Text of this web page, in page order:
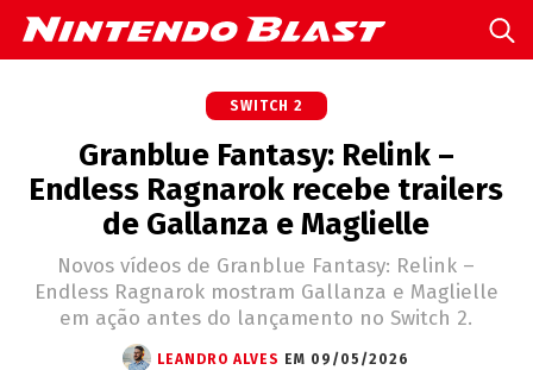
SWITCH 2
Granblue Fantasy: Relink –
Endless Ragnarok recebe trailers
de Gallanza e Maglielle
Novos vídeos de Granblue Fantasy: Relink –
Endless Ragnarok mostram Gallanza e Maglielle
em ação antes do lançamento no Switch 2.
LEANDRO ALVES EM 09/05/2026